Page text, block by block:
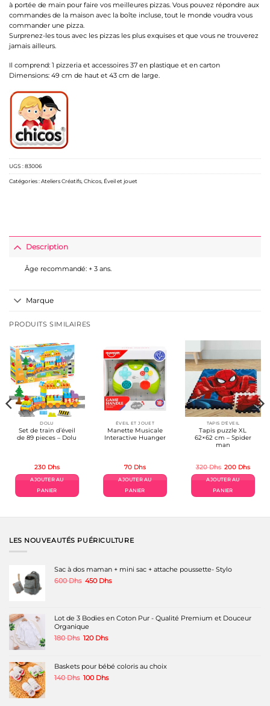
à portée de main pour faire vos meilleures pizzas. Vous pouvez répondre aux
commandes de la maison avec la boîte incluse, tout le monde voudra vous
commander une pizza.
Surprenez-les tous avec les pizzas les plus exquises et que vous ne trouverez
jamais ailleurs.
Il comprend: 1 pizzeria et accessoires 37 en plastique et en carton
Dimensions: 49 cm de haut et 43 cm de large.
UGS :83006
Catégories :Ateliers Créatifs Chicos Éveil et jouet
Description
Âge recommandé: + 3 ans.
Marque
PRODUITS SIMILAIRES
DOLU
Set de train d’éveil
de 89 pieces – Dolu
230 Dhs
AJOUTER AU
PANIER
ÉVEIL ET JOUET
Manette Musicale
Interactive Huanger
70 Dhs
AJOUTER AU
PANIER
TAPIS D'ÉVEIL
Tapis puzzle XL
62×62 cm – Spider
man
320Dhs Le
initial
était :
320 Dhs.
200 DhsLe
actuel
AJOUTER AU
PANIER
LES NOUVEAUTÉS PUÉRICULTURE
Sac à dos maman + mini sac + attache poussette- Stylo
600Dhs Le
450 DhsLe
Lot de 3 Bodies en Coton Pur - Qualité Premium et Douceur
Organique
180Dhs Le
était :
180 Dhs.
120 DhsLe
est :
120 Dhs.
Baskets pour bébé coloris au choix
140Dhs Le
100 DhsLe